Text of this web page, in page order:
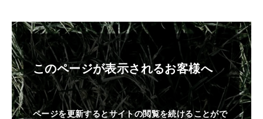
このページが表示されるお客様へ
ページを更新するとサイトの閲覧を続けることがで